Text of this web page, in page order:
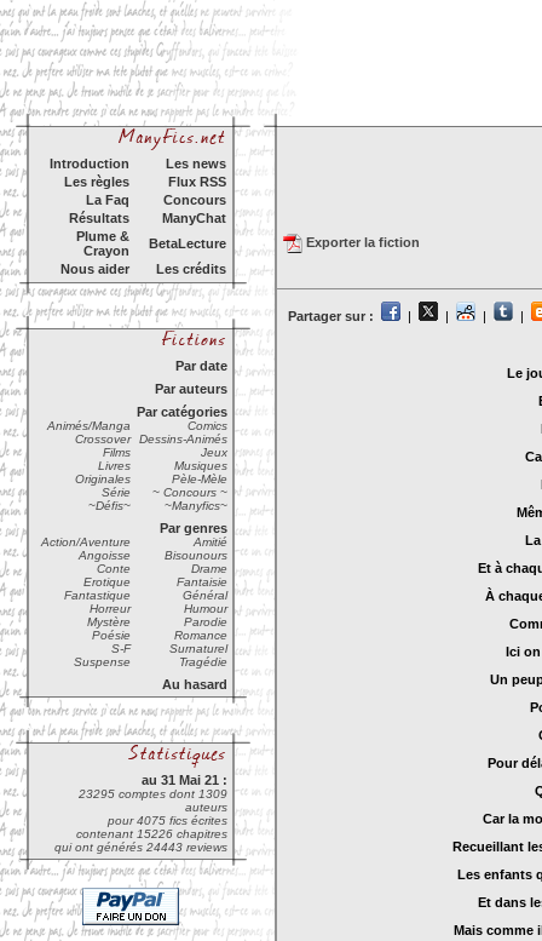
Introduction
Les news
Les règles
Flux RSS
La Faq
Concours
Résultats
ManyChat
Plume &
Crayon
BetaLecture
Nous aider
Les crédits
Par date
Par auteurs
Par catégories
Animés/Manga
Comics
Crossover
Dessins-Animés
Films
Jeux
Livres
Musiques
Originales
Pèle-Mèle
Série
~ Concours ~
~Défis~
~Manyfics~
Par genres
Action/Aventure
Amitié
Angoisse
Bisounours
Conte
Drame
Erotique
Fantaisie
Fantastique
Général
Horreur
Humour
Mystère
Parodie
Poésie
Romance
S-F
Surnaturel
Suspense
Tragédie
Au hasard
au 31 Mai 21 :
23295 comptes dont 1309
auteurs
pour 4075 fics écrites
contenant 15226 chapitres
qui ont générés 24443 reviews
Exporter la fiction
Partager sur : | | | |
Le
Et à
À
Ici
Un
Pour
Car la
Recueillant
Les enfants
Et dans
Mais comme